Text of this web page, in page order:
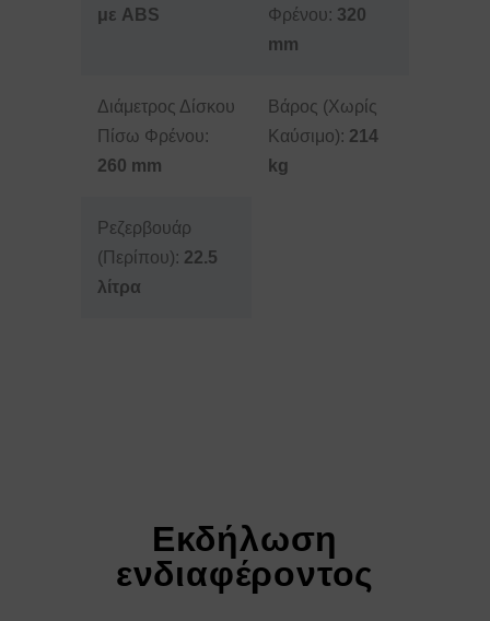
με ABS Φρένου: 320
mm
Διάμετρος Δίσκου
Πίσω Φρένου:
260 mm
Βάρος (Χωρίς
Καύσιμο): 214
kg
Ρεζερβουάρ
(Περίπου): 22.5
λίτρα
Εκδήλωση
ενδιαφέροντος